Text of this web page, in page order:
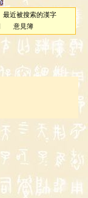
最近被搜索的漢字
意見簿